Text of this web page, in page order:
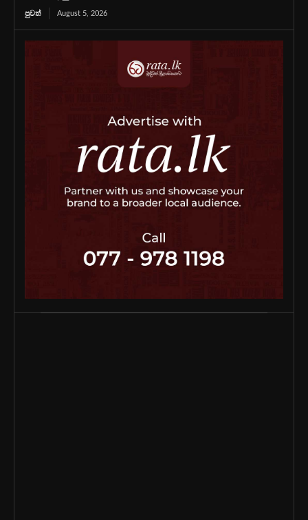
පුවත් August 5, 2026